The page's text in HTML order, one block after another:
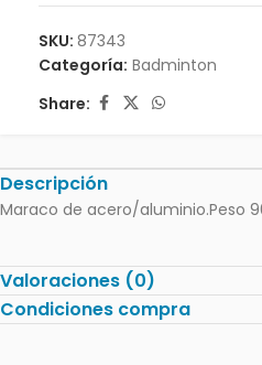
SKU: 87343
Categoría: Badminton
Share:
Descripción
Maraco de acero/aluminio.Peso
Valoraciones (0)
Condiciones compra